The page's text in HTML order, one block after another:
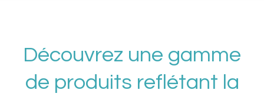
Découvrez une gamme
de produits reflétant la